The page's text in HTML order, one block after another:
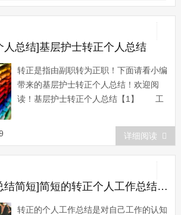
人总结]基层护士转正个人总结
转正是指由副职转为正职！下面请看小编
带来的基层护士转正个人总结！欢迎阅
读！基层护士转正个人总结【1】 工
言传身教、关心培养下，在同事的支持帮
助、密切配合下，我不断加强思想政治学
习，对工作精益求精，圆满地完成了自己
所承担的各项工作任务，个人思想政治素
质和业务工...
详细阅读
[幼师转正工作总结简短]简短的转正个人工作总结四篇
转正的个人工作总结是对自己工作的认知